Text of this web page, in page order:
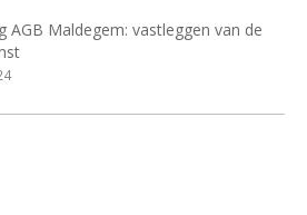
AGB Maldegem: vastleggen van de